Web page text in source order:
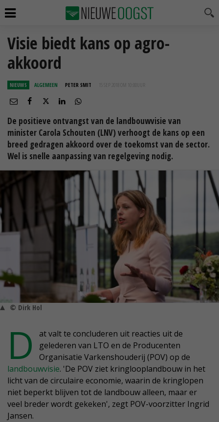
Visie biedt kans op agro-
akkoord
NIEUWS ALGEMEEN PETER SMIT 15 SEP 2018 OM 10:00
De positieve ontvangst van de landbouwvisie van
minister Carola Schouten (LNV) verhoogt de kans op een
breed gedragen akkoord over de toekomst van de sector.
Wel is snelle aanpassing van regelgeving nodig.
© Dirk Hol
D
at valt te concluderen uit reacties uit de
gelederen van LTO en de Producenten
Organisatie Varkenshouderij (POV) op de
landbouwvisie. 'De POV ziet kringlooplandbouw in het
licht van de circulaire economie, waarin de kringlopen
niet beperkt blijven tot de landbouw alleen, maar er
veel breder wordt gekeken', zegt POV-voorzitter Ingrid
Jansen.